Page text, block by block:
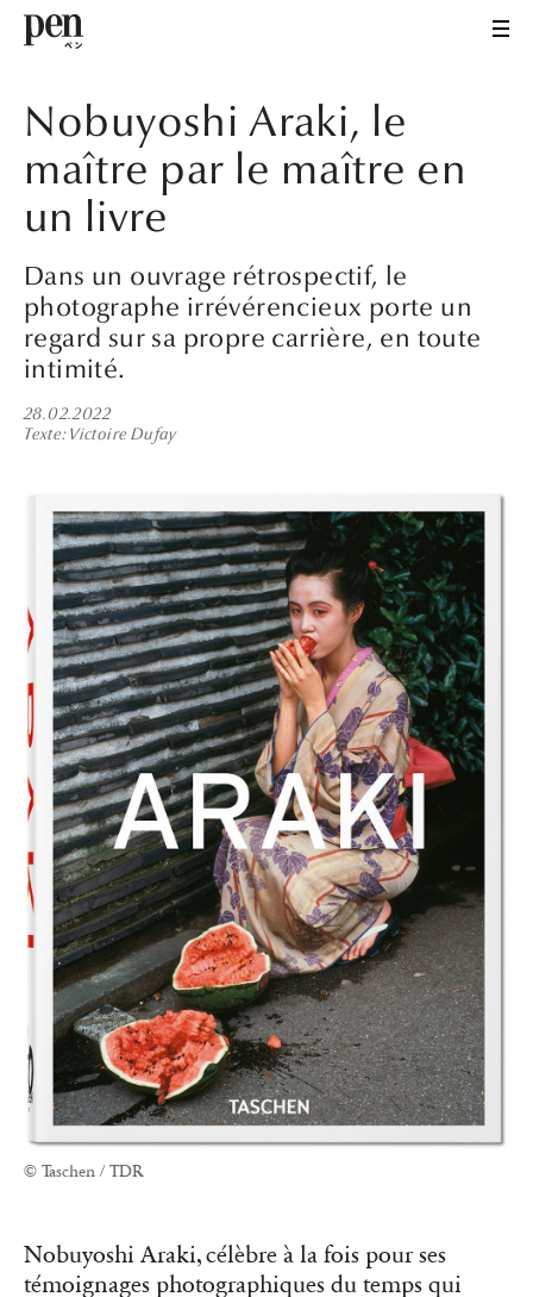
Nobuyoshi Araki, le
maître par le maître en
un livre
Dans un ouvrage rétrospectif, le
photographe irrévérencieux porte un
regard sur sa propre carrière, en toute
intimité.
28.02.2022
Texte Victoire Dufay
© Taschen / TDR
Nobuyoshi Araki, célèbre à la fois pour ses
témoignages photographiques du temps qui